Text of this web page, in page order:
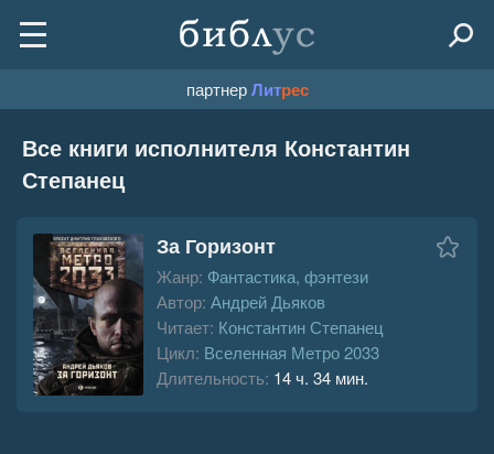
партнерЛитрес
Все книги исполнителя Константин
Степанец
За Горизонт
Жанр: Фантастика, фэнтези
Автор: Андрей Дьяков
Читает: Константин Степанец
Цикл: Вселенная Метро 2033
Длительность: 14 ч. 34 мин.